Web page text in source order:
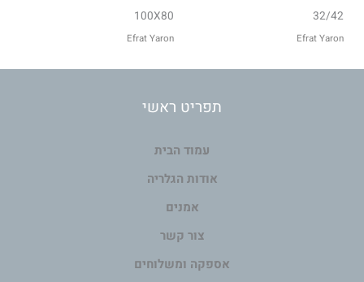
32/42
Efrat Yaron
100X80
Efrat Yaron
תפריט ראשי
עמוד הבית
אודות הגלריה
אמנים
צור קשר
אספקה ומשלוחים